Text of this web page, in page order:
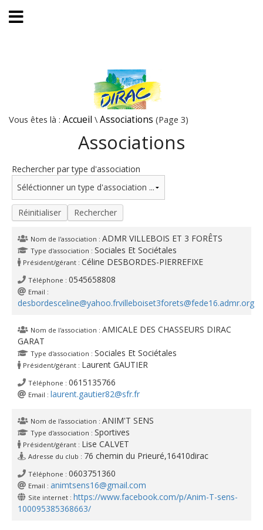
Vous êtes là : Accueil \ Associations (Page 3)
Associations
Rechercher par type d'association
Réinitialiser Rechercher
Nom de l'association : ADMR VILLEBOIS ET 3 FORÊTS
Type d'association : Sociales Et Sociétales
Président/gérant : Céline DESBORDES-PIERREFIXE
Téléphone : 0545658808
Email :
desbordesceline@yahoo.frvilleboiset3forets@fede16.admr.org
Nom de l'association : AMICALE DES CHASSEURS DIRAC
GARAT
Type d'association : Sociales Et Sociétales
Président/gérant : Laurent GAUTIER
Téléphone : 0615135766
Email : laurent.gautier82@sfr.fr
Nom de l'association : ANIM'T SENS
Type d'association : Sportives
Président/gérant : Lise CALVET
Adresse du club : 76 chemin du Prieuré,16410dirac
Téléphone : 0603751360
Email : animtsens16@gmail.com
Site internet : https://www.facebook.com/p/Anim-T-sens-
100095385368663/